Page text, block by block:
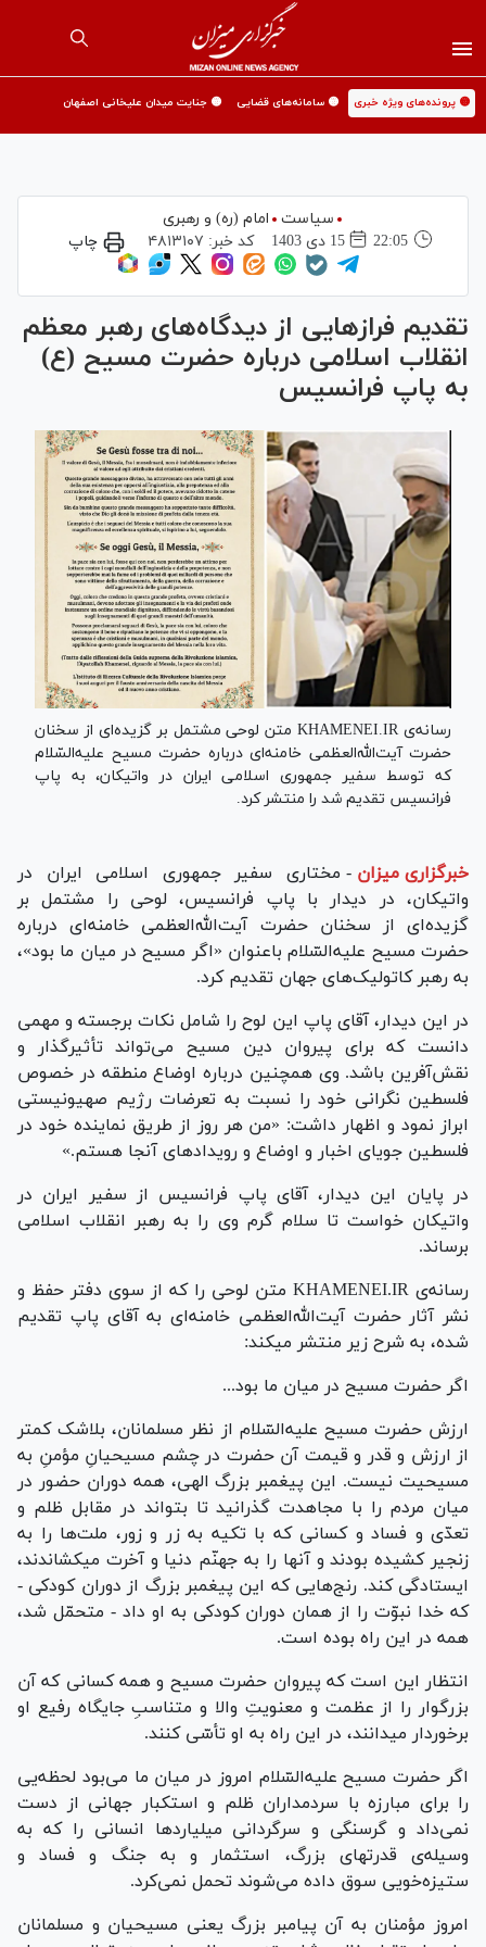
🟡 پرونده‌های ویژه خبری 🟡 سامانه‌های قضایی 🟡 جنایت میدان علیخانی اصفهان
سیاست
امام (ره) و رهبری
22:05
15 دی 1403 کد خبر: ۴۸۱۳۱۰۷ چاپ
تقدیم فراز‌هایی از دیدگاه‌های رهبر معظم
انقلاب اسلامی درباره حضرت مسیح (ع)
به پاپ فرانسیس
رسانه‌ی KHAMENEI.IR متن لوحی مشتمل بر گزیده‌ای از سخنان
حضرت آیت‌الله‌العظمی خامنه‌ای درباره حضرت مسیح علیه‌السّلام
که توسط سفیر جمهوری اسلامی ایران در واتیکان، به پاپ
فرانسیس تقدیم شد را منتشر کرد.
خبرگزاری میزان - مختاری سفیر جمهوری اسلامی ایران در
واتیکان، در دیدار با پاپ فرانسیس، لوحی را مشتمل بر
گزیده‌ای از سخنان حضرت آیت‌الله‌العظمی خامنه‌ای درباره
حضرت مسیح علیه‌السّلام باعنوان «اگر مسیح در میان ما بود»،
به رهبر کاتولیک‌های جهان تقدیم کرد.
در این دیدار، آقای پاپ این لوح را شامل نکات برجسته و مهمی
دانست که برای پیروان دین مسیح می‌تواند تأثیرگذار و
نقش‌آفرین باشد. وی همچنین درباره اوضاع منطقه در خصوص
فلسطین نگرانی خود را نسبت به تعرضات رژیم صهیونیستی
ابراز نمود و اظهار داشت: «من هر روز از طریق نماینده خود در
فلسطین جویای اخبار و اوضاع و رویداد‌های آنجا هستم.»
در پایان این دیدار، آقای پاپ فرانسیس از سفیر ایران در
واتیکان خواست تا سلام گرم وی را به رهبر انقلاب اسلامی
برساند.
رسانه‌ی KHAMENEI.IR متن لوحی را که از سوی دفتر حفظ و
نشر آثار حضرت آیت‌الله‌العظمی خامنه‌ای به آقای پاپ تقدیم
شده، به شرح زیر منتشر میکند:
اگر حضرت مسیح در میان ما بود...
ارزش حضرت مسیح علیه‌السّلام از نظر مسلمانان، بلاشک کمتر
از ارزش و قدر و قیمت آن حضرت در چشم مسیحیانِ مؤمنِ به
مسیحیت نیست. این پیغمبر بزرگ الهی، همه دوران حضور در
میان مردم را با مجاهدت گذرانید تا بتواند در مقابل ظلم و
تعدّی و فساد و کسانی که با تکیه به زر و زور، ملت‌ها را به
زنجیر کشیده بودند و آنها را به جهنّم دنیا و آخرت میکشاندند،
ایستادگی کند. رنج‌هایی که این پیغمبر بزرگ از دوران کودکی -
که خدا نبوّت را از همان دوران کودکی به او داد - متحمّل شد،
همه در این راه بوده است.
انتظار این است که پیروان حضرت مسیح و همه کسانی که آن
بزرگوار را از عظمت و معنویتِ والا و متناسبِ جایگاه رفیع او
برخوردار میدانند، در این راه به او تأسّی کنند.
اگر حضرت مسیح علیه‌السّلام امروز در میان ما می‌بود لحظه‌یی
را برای مبارزه با سردمداران ظلم و استکبار جهانی از دست
نمی‌داد و گرسنگی و سرگردانی میلیارد‌ها انسانی را که به
وسیله‌ی قدرتهای بزرگ، استثمار و به جنگ و فساد و
ستیزه‌خویی سوق داده می‌شوند تحمل نمی‌کرد.
امروز مؤمنان به آن پیامبر بزرگ یعنی مسیحیان و مسلمانان